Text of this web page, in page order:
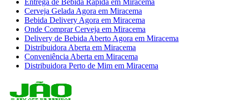
Cerveja Gelada Agora em Miracema
Bebida Delivery Agora em Miracema
Onde Comprar Cerveja em Miracema
Delivery de Bebida Aberto Agora em Miracema
Distribuidora Aberta em Miracema
Conveniência Aberta em Miracema
Distribuidora Perto de Mim em Miracema